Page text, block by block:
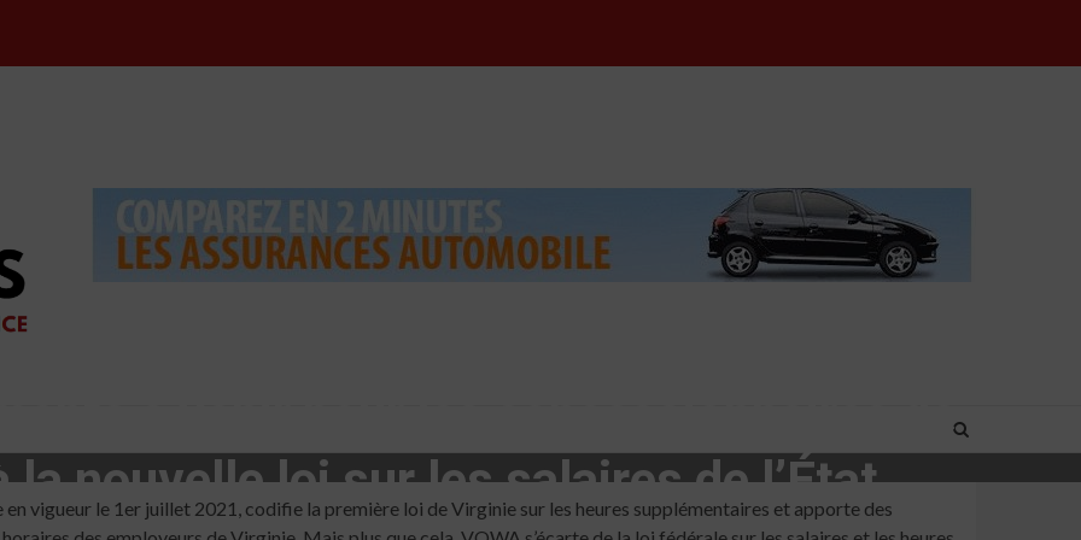
à venir pour les concessionnaires de
la nouvelle loi sur les salaires de l’État
vigueur le 1er juillet 2021, codifie la première loi de Virginie sur les heures supplémentaires et apporte des